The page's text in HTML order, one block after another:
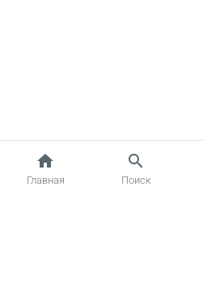
home
Главная
search
Поиск